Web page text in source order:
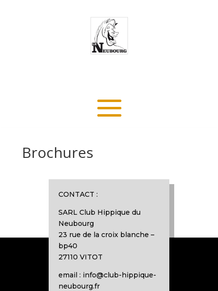
Brochures
CONTACT :
SARL Club Hippique du
Neubourg
23 rue de la croix blanche –
bp40
27110 VITOT
email : info@club-hippique-
neubourg.fr